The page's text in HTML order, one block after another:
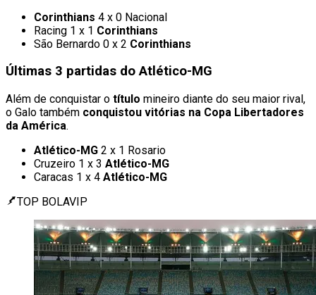
Corinthians 4 x 0 Nacional
Racing 1 x 1 Corinthians
São Bernardo 0 x 2 Corinthians
Últimas 3 partidas do Atlético-MG
Além de conquistar o título mineiro diante do seu maior rival,
o Galo também conquistou vitórias na Copa Libertadores
da América.
Atlético-MG 2 x 1 Rosario
Cruzeiro 1 x 3 Atlético-MG
Caracas 1 x 4 Atlético-MG
TOP BOLAVIP